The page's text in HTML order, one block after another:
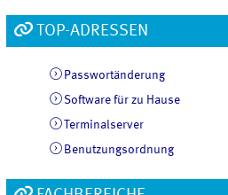
TOP-ADRESSEN
Passwortänderung
Software für zu Hause
Terminalserver
Benutzungsordnung